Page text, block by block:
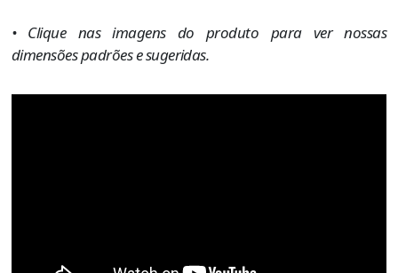
• Clique nas imagens do produto para ver nossas
dimensões padrões e sugeridas.